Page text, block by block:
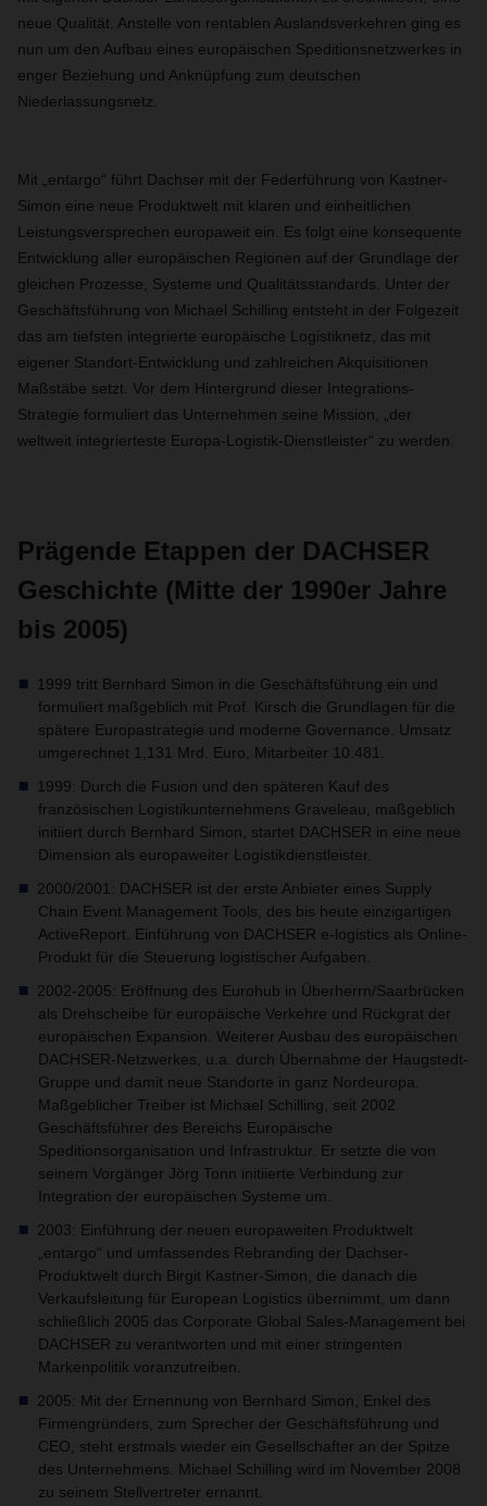
neue Qualität. Anstelle von rentablen Auslandsverkehren ging es
nun um den Aufbau eines europäischen Speditionsnetzwerkes in
enger Beziehung und Anknüpfung zum deutschen
Niederlassungsnetz.
Mit „entargo“ führt Dachser mit der Federführung von Kastner-
Simon eine neue Produktwelt mit klaren und einheitlichen
Leistungsversprechen europaweit ein. Es folgt eine konsequente
Entwicklung aller europäischen Regionen auf der Grundlage der
gleichen Prozesse, Systeme und Qualitätsstandards. Unter der
Geschäftsführung von Michael Schilling entsteht in der Folgezeit
das am tiefsten integrierte europäische Logistiknetz, das mit
eigener Standort-Entwicklung und zahlreichen Akquisitionen
Maßstäbe setzt. Vor dem Hintergrund dieser Integrations-
Strategie formuliert das Unternehmen seine Mission, „der
weltweit integrierteste Europa-Logistik-Dienstleister“ zu werden.
Prägende Etappen der DACHSER
Geschichte (Mitte der 1990er Jahre
bis 2005)
1999 tritt Bernhard Simon in die Geschäftsführung ein und
formuliert maßgeblich mit Prof. Kirsch die Grundlagen für die
spätere Europastrategie und moderne Governance. Umsatz
umgerechnet 1,131 Mrd. Euro, Mitarbeiter 10.481.
1999: Durch die Fusion und den späteren Kauf des
französischen Logistikunternehmens Graveleau, maßgeblich
initiiert durch Bernhard Simon, startet DACHSER in eine neue
Dimension als europaweiter Logistikdienstleister.
2000/2001: DACHSER ist der erste Anbieter eines Supply
Chain Event Management Tools, des bis heute einzigartigen
ActiveReport. Einführung von DACHSER e-logistics als Online-
Produkt für die Steuerung logistischer Aufgaben.
2002-2005: Eröffnung des Eurohub in Überherrn/Saarbrücken
als Drehscheibe für europäische Verkehre und Rückgrat der
europäischen Expansion. Weiterer Ausbau des europäischen
DACHSER-Netzwerkes, u.a. durch Übernahme der Haugstedt-
Gruppe und damit neue Standorte in ganz Nordeuropa.
Maßgeblicher Treiber ist Michael Schilling, seit 2002
Geschäftsführer des Bereichs Europäische
Speditionsorganisation und Infrastruktur. Er setzte die von
seinem Vorgänger Jörg Tonn initiierte Verbindung zur
Integration der europäischen Systeme um.
2003: Einführung der neuen europaweiten Produktwelt
„entargo“ und umfassendes Rebranding der Dachser-
Produktwelt durch Birgit Kastner-Simon, die danach die
Verkaufsleitung für European Logistics übernimmt, um dann
schließlich 2005 das Corporate Global Sales-Management bei
DACHSER zu verantworten und mit einer stringenten
Markenpolitik voranzutreiben.
2005: Mit der Ernennung von Bernhard Simon, Enkel des
Firmengründers, zum Sprecher der Geschäftsführung und
CEO, steht erstmals wieder ein Gesellschafter an der Spitze
des Unternehmens. Michael Schilling wird im November 2008
zu seinem Stellvertreter ernannt.